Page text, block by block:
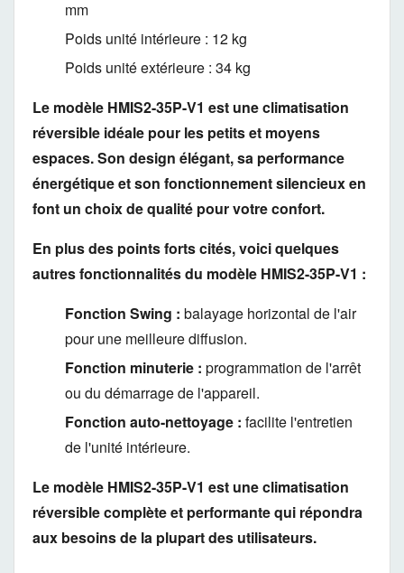
mm
Poids unité intérieure : 12 kg
Poids unité extérieure : 34 kg
Le modèle HMIS2-35P-V1 est une climatisation
réversible idéale pour les petits et moyens
espaces. Son design élégant, sa performance
énergétique et son fonctionnement silencieux en
font un choix de qualité pour votre confort.
En plus des points forts cités, voici quelques
autres fonctionnalités du modèle HMIS2-35P-V1 :
Fonction Swing : balayage horizontal de l'air
pour une meilleure diffusion.
Fonction minuterie : programmation de l'arrêt
ou du démarrage de l'appareil.
Fonction auto-nettoyage : facilite l'entretien
de l'unité intérieure.
Le modèle HMIS2-35P-V1 est une climatisation
réversible complète et performante qui répondra
aux besoins de la plupart des utilisateurs.